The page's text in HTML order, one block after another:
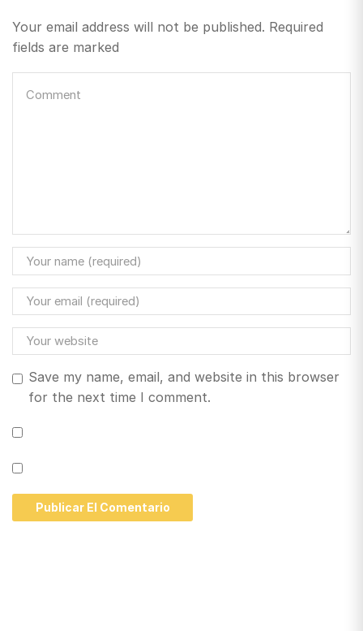
Your email address will not be published. Required
fields are marked
Save my name, email, and website in this browser
for the next time I comment.